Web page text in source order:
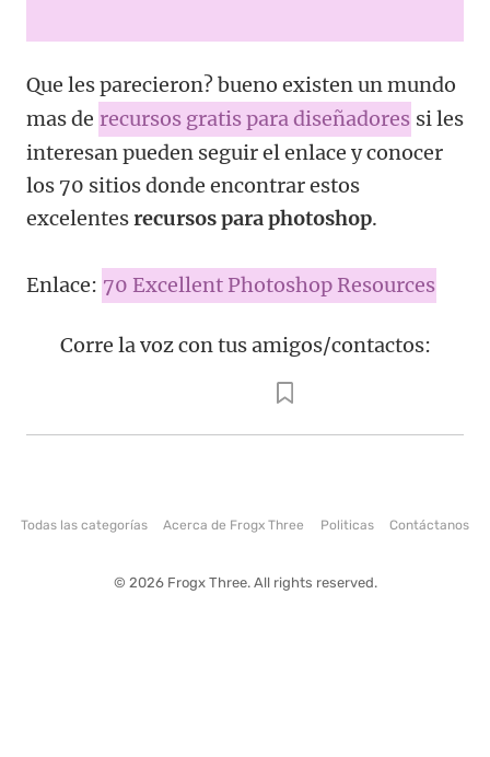
Que les parecieron? bueno existen un mundo
mas de recursos gratis para diseñadores si les
interesan pueden seguir el enlace y conocer
los 70 sitios donde encontrar estos
excelentesrecursos para photoshop.
Enlace: 70 Excellent Photoshop Resources
Corre la voz con tus amigos/contactos:
Todas las categorías Acerca de Frogx Three Politicas Contáctanos
© 2026 Frogx Three. All rights reserved.